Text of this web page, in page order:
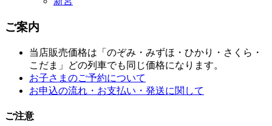
ご案内
当店販売価格は「のぞみ・みずほ・ひかり・さくら・
こだま」どの列車でも同じ価格になります。
お子さまのご予約について
お申込の流れ・お支払い・発送に関して
ご注意